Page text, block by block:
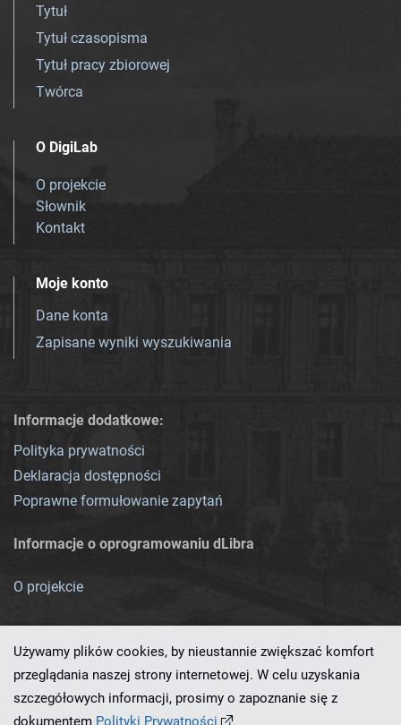
Tytuł
Tytuł czasopisma
Tytuł pracy zbiorowej
Twórca
O DigiLab
O projekcie
Słownik
Kontakt
Moje konto
Dane konta
Zapisane wyniki wyszukiwania
Informacje dodatkowe:
Polityka prywatności
Deklaracja dostępności
Poprawne formułowanie zapytań
Informacje o oprogramowaniu dLibra
O projekcie
Ten serwis działa dzięki oprogramowaniu
Używamy plików cookies, by nieustannie zwiększać komfort
przeglądania naszej strony internetowej. W celu uzyskania
szczegółowych informacji, prosimy o zapoznanie się z
dokumentem Polityki Prywatności